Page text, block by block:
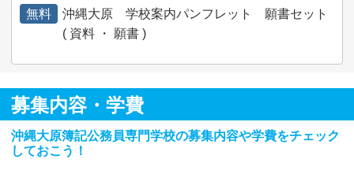
無料
沖縄大原 学校案内パンフレット 願書セット
( 資料 ・ 願書 )
募集内容・学費
沖縄大原簿記公務員専門学校の募集内容や学費をチェック
しておこう！